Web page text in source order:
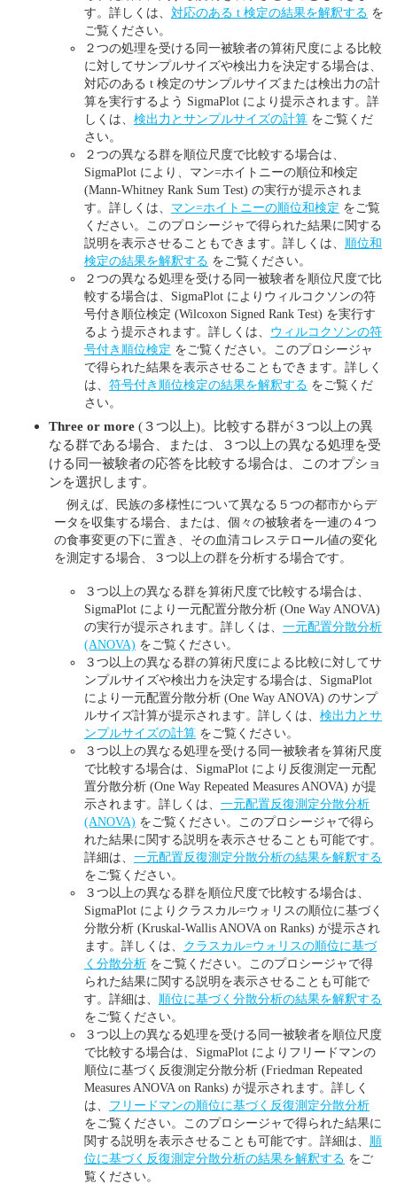
す。詳しくは、 対応のある t 検定の結果を解釈する を
ご覧ください。
２つの処理を受ける同一被験者の算術尺度による比較
に対してサンプルサイズや検出力を決定する場合は、
対応のある t 検定のサンプルサイズまたは検出力の計
算を実行するよう SigmaPlot により提示されます。詳
しくは、 検出力とサンプルサイズの計算 をご覧くだ
さい。
２つの異なる群を順位尺度で比較する場合は、
SigmaPlot により、マン=ホイトニーの順位和検定
(Mann-Whitney Rank Sum Test) の実行が提示されま
す。詳しくは、 マン=ホイトニーの順位和検定 をご覧
ください。このプロシージャで得られた結果に関する
説明を表示させることもできます。詳しくは、 順位和
検定の結果を解釈する をご覧ください。
２つの異なる処理を受ける同一被験者を順位尺度で比
較する場合は、SigmaPlot によりウィルコクソンの符
号付き順位検定 (Wilcoxon Signed Rank Test) を実行す
るよう提示されます。詳しくは、 ウィルコクソンの符
号付き順位検定 をご覧ください。このプロシージャ
で得られた結果を表示させることもできます。詳しく
は、 符号付き順位検定の結果を解釈する をご覧くだ
さい。
Three or more (３つ以上)。比較する群が３つ以上の異
なる群である場合、または、３つ以上の異なる処理を受
ける同一被験者の応答を比較する場合は、このオプショ
ンを選択します。
例えば、民族の多様性について異なる５つの都市からデ
ータを収集する場合、または、個々の被験者を一連の４つ
の食事変更の下に置き、その血清コレステロール値の変化
を測定する場合、３つ以上の群を分析する場合です。
３つ以上の異なる群を算術尺度で比較する場合は、
SigmaPlot により一元配置分散分析 (One Way ANOVA)
の実行が提示されます。詳しくは、 一元配置分散分析
(ANOVA) をご覧ください。
３つ以上の異なる群の算術尺度による比較に対してサ
ンプルサイズや検出力を決定する場合は、SigmaPlot
により一元配置分散分析 (One Way ANOVA) のサンプ
ルサイズ計算が提示されます。詳しくは、 検出力とサ
ンプルサイズの計算 をご覧ください。
３つ以上の異なる処理を受ける同一被験者を算術尺度
で比較する場合は、SigmaPlot により反復測定一元配
置分散分析 (One Way Repeated Measures ANOVA) が提
示されます。詳しくは、 一元配置反復測定分散分析
(ANOVA) をご覧ください。このプロシージャで得ら
れた結果に関する説明を表示させることも可能です。
詳細は、 一元配置反復測定分散分析の結果を解釈する
をご覧ください。
３つ以上の異なる群を順位尺度で比較する場合は、
SigmaPlot によりクラスカル=ウォリスの順位に基づく
分散分析 (Kruskal-Wallis ANOVA on Ranks) が提示され
ます。詳しくは、 クラスカル=ウォリスの順位に基づ
く分散分析 をご覧ください。このプロシージャで得
られた結果に関する説明を表示させることも可能で
す。詳細は、 順位に基づく分散分析の結果を解釈する
をご覧ください。
３つ以上の異なる処理を受ける同一被験者を順位尺度
で比較する場合は、SigmaPlot によりフリードマンの
順位に基づく反復測定分散分析 (Friedman Repeated
Measures ANOVA on Ranks) が提示されます。詳しく
は、 フリードマンの順位に基づく反復測定分散分析
をご覧ください。このプロシージャで得られた結果に
関する説明を表示させることも可能です。詳細は、 順
位に基づく反復測定分散分析の結果を解釈する をご
覧ください。